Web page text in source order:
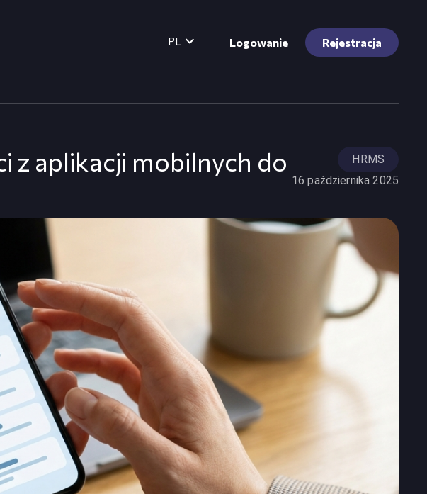
PL Logowanie Rejestracja
z aplikacji mobilnych do
HRMS
16 października 2025